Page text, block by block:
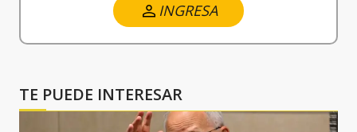
INGRESA
TE PUEDE INTERESAR